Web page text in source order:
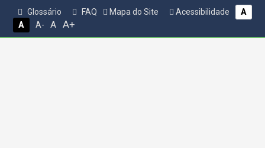
Glossário FAQ Mapa do Site Acessibilidade
A
A
A- A A+